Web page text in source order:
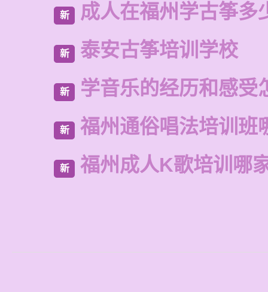
新 成人在福州学古筝多
新 泰安古筝培训学校
新 学音乐的经历和感受
新 福州通俗唱法培训班
新 福州成人K歌培训哪